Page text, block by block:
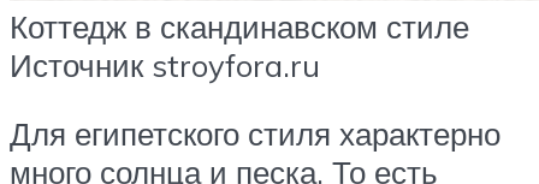
Коттедж в скандинавском стиле
Источник stroyfora.ru
Для египетского стиля характерно
много солнца и песка. То есть